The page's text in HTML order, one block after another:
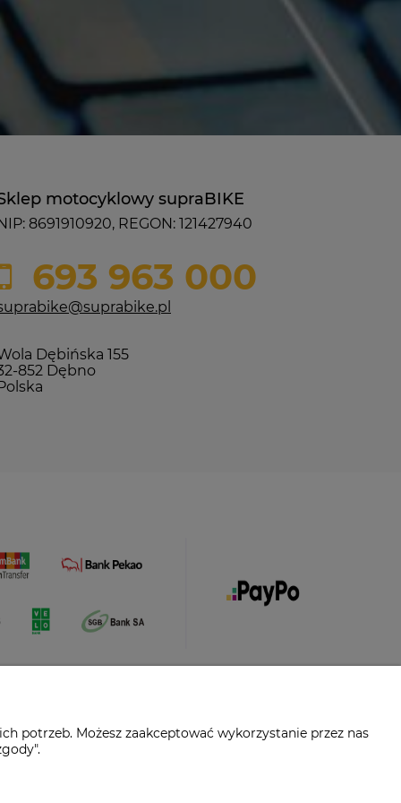
motocyklowy supraBIKE
8691910920, REGON: 121427940
693 963 000
Dębińska 155
852 Dębno
potrzeb. Możesz zaakceptować wykorzystanie przez nas